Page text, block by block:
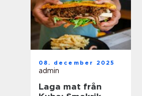
08. december 2025
admin
Laga mat från